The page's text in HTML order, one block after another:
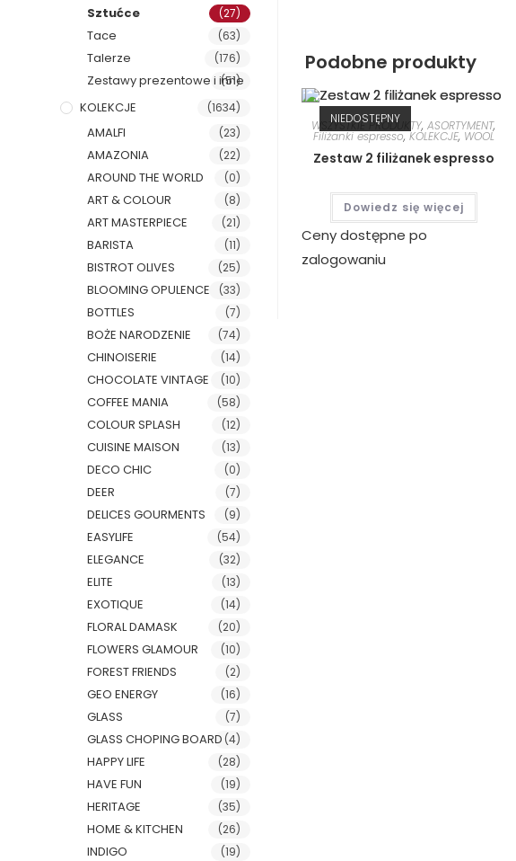
Podobne produkty
NIEDOSTĘPNY
WSZYSTKIE PRODUKTY,ASORTYMENT,
Filiżanki espresso,KOLEKCJE, WOOL
Zestaw 2 filiżanek espresso
Dowiedz się więcej
Ceny dostępne po
zalogowaniu
Sztućce (27)
Tace (63)
Talerze (176)
Zestawy prezentowe i inne
(51)
KOLEKCJE (1634)
AMALFI (23)
AMAZONIA (22)
AROUND THE WORLD (0)
ART & COLOUR (8)
ART MASTERPIECE (21)
BARISTA (11)
BISTROT OLIVES (25)
BLOOMING OPULENCE (33)
BOTTLES (7)
BOŻE NARODZENIE (74)
CHINOISERIE (14)
CHOCOLATE VINTAGE (10)
COFFEE MANIA (58)
COLOUR SPLASH (12)
CUISINE MAISON (13)
DECO CHIC (0)
DEER (7)
DELICES GOURMENTS (9)
EASYLIFE (54)
ELEGANCE (32)
ELITE (13)
EXOTIQUE (14)
FLORAL DAMASK (20)
FLOWERS GLAMOUR (10)
FOREST FRIENDS (2)
GEO ENERGY (16)
GLASS (7)
GLASS CHOPING BOARD (4)
HAPPY LIFE (28)
HAVE FUN (19)
HERITAGE (35)
HOME & KITCHEN (26)
INDIGO (19)